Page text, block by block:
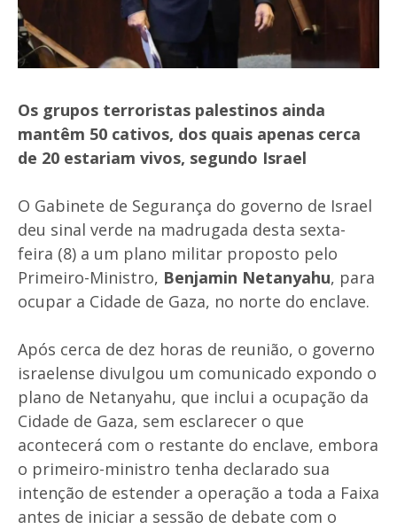
Os grupos terroristas palestinos ainda
mantêm 50 cativos, dos quais apenas cerca
de 20 estariam vivos, segundo Israel
O Gabinete de Segurança do governo de Israel
deu sinal verde na madrugada desta sexta-
feira (8) a um plano militar proposto pelo
Primeiro-Ministro, Benjamin Netanyahu, para
ocupar a Cidade de Gaza, no norte do enclave.
Após cerca de dez horas de reunião, o governo
israelense divulgou um comunicado expondo o
plano de Netanyahu, que inclui a ocupação da
Cidade de Gaza, sem esclarecer o que
acontecerá com o restante do enclave, embora
o primeiro-ministro tenha declarado sua
intenção de estender a operação a toda a Faixa
antes de iniciar a sessão de debate com o